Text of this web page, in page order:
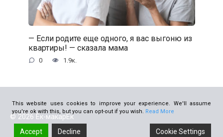
— Если родите еще одного, я вас выгоню из
квартиры! — сказала мама
0 1.9к.
© 2026 Ёк-макарЁк
This website uses cookies to improve your experience. We'll assume
you're ok with this, but you can opt-out if you wish. Read More
Accept Decline Cookie Settings